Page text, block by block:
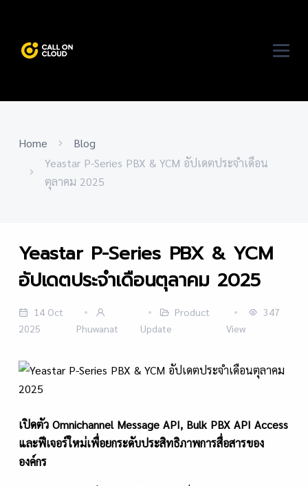
Home
Blog
Yeastar P-Series PBX & YCM อัปเดตประจำเดือน
ตุลาคม 2025
Yeastar P-Series PBX & YCM
อัปเดตประจำเดือนตุลาคม 2025
14 Oct
2025
Phuwanat
Product
Update
347
View
เปิดตัว Omnichannel Message API, Bulk PBX API Access
และฟีเจอร์ใหม่เพื่อยกระดับประสิทธิภาพการสื่อสารของ
องค์กร